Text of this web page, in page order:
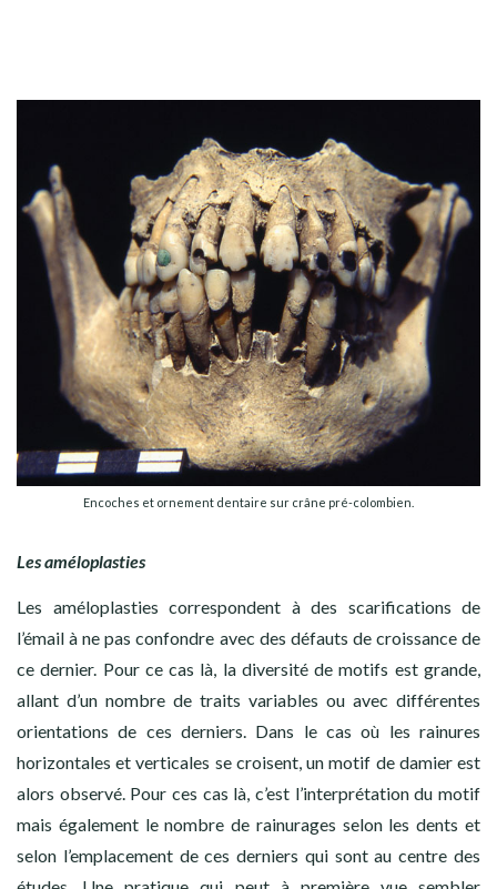
Encoches et ornement dentaire sur crâne pré-colombien.
Les améloplasties
Les améloplasties correspondent à des scarifications de
l’émail à ne pas confondre avec des défauts de croissance de
ce dernier. Pour ce cas là, la diversité de motifs est grande,
allant d’un nombre de traits variables ou avec différentes
orientations de ces derniers. Dans le cas où les rainures
horizontales et verticales se croisent, un motif de damier est
alors observé. Pour ces cas là, c’est l’interprétation du motif
mais également le nombre de rainurages selon les dents et
selon l’emplacement de ces derniers qui sont au centre des